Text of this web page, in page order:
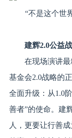
“不是这个世
建辉2.0公益
在现场演讲
基金会2.0战略的
全面升级：从1.0
善者”的使命。建
人，更要让行善